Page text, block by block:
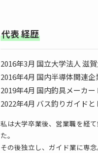
代表 経歴
2016年3月 国立大学法人 滋
2016年4月 国内半導体関連
2019年4月 国内釣具メーカ
2022年4月 バス釣りガイド
私は大学卒業後、営業職を経
た。
その後独立し、ガイド業に専